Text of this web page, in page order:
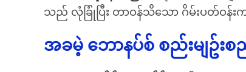
သည် လုံခြုံပြီး တာဝန်သိသော ဂိမ်းပတ်ဝန်း
အခမဲ့ ဘောနပ်စ် စည်းမျဥ်းစ